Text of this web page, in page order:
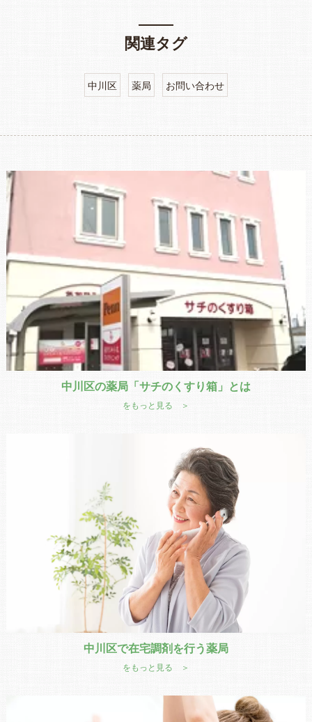
関連タグ
中川区 薬局 お問い合わせ
中川区の薬局「サチのくすり箱」とは
をもっと見る ＞
中川区で在宅調剤を行う薬局
をもっと見る ＞